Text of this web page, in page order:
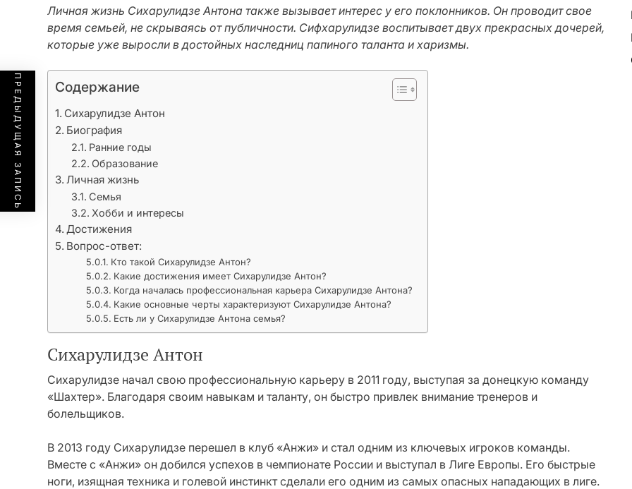
Личная жизнь Сихарулидзе Антона также вызывает интерес у его поклонников. Он проводит свое
время семьей, не скрываясь от публичности. Сифхарулидзе воспитывает двух прекрасных дочерей,
которые уже выросли в достойных наследниц папиного таланта и харизмы.
Содержание
Сихарулидзе Антон
Биография
Ранние годы
Образование
Личная жизнь
Семья
Хобби и интересы
Достижения
Вопрос-ответ:
Кто такой Сихарулидзе Антон?
Какие достижения имеет Сихарулидзе Антон?
Когда началась профессиональная карьера Сихарулидзе Антона?
Какие основные черты характеризуют Сихарулидзе Антона?
Есть ли у Сихарулидзе Антона семья?
Сихарулидзе Антон
Сихарулидзе начал свою профессиональную карьеру в 2011 году, выступая за донецкую команду
«Шахтер». Благодаря своим навыкам и таланту, он быстро привлек внимание тренеров и
болельщиков.
В 2013 году Сихарулидзе перешел в клуб «Анжи» и стал одним из ключевых игроков команды.
Вместе с «Анжи» он добился успехов в чемпионате России и выступал в Лиге Европы. Его быстрые
ноги, изящная техника и голевой инстинкт сделали его одним из самых опасных нападающих в лиге.
ПРЕДЫДУЩАЯ ЗАПИСЬ